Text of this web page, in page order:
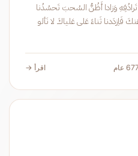
أَغارَ الغَيثَ كَفُّكَ حينَ جادا فَأَفرَطَ في تَرادُفِهِ وَزادا أَظُنُّ السُحبَ تَحسُدُنا
عَليهِ فَتَمنَعُ مِن زِيارَتِكَ العِبادَ ثَنانا عَنكَ فَاِزدَدنا ثَناءً عَلى عَلياكَ لا نَألو
اقرأ →